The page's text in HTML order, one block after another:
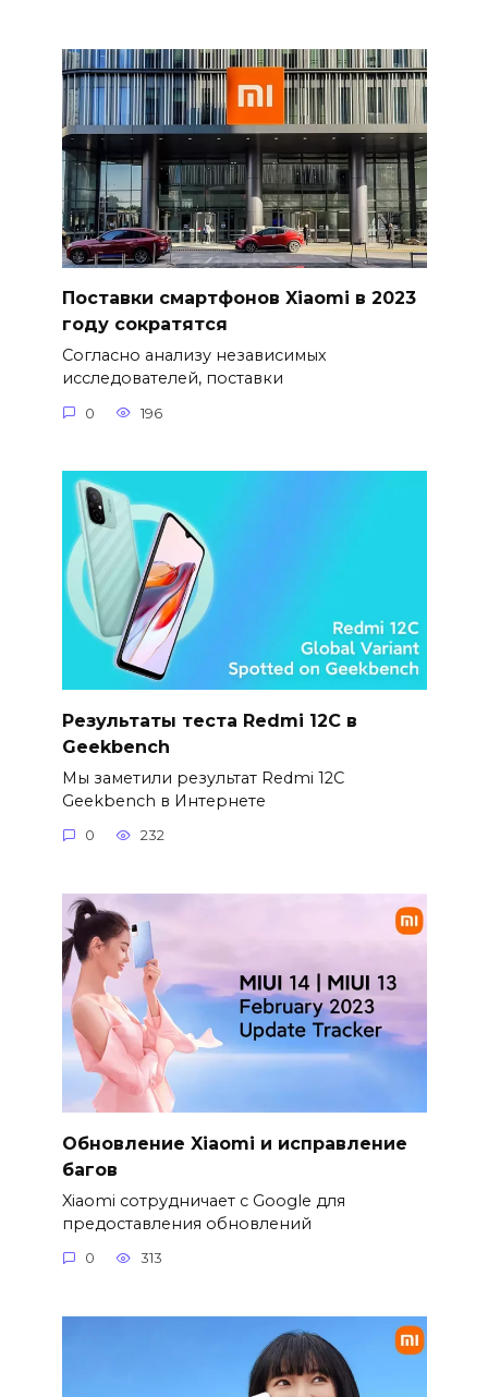
Поставки смартфонов Xiaomi в 2023
году сократятся
Согласно анализу независимых
исследователей, поставки
0 196
Результаты теста Redmi 12C в
Geekbench
Мы заметили результат Redmi 12C
Geekbench в Интернете
0 232
Обновление Xiaomi и исправление
багов
Xiaomi сотрудничает с Google для
предоставления обновлений
0 313